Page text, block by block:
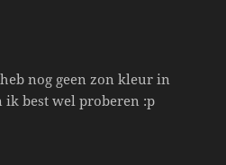
nog geen zon kleur in
ik best wel proberen :p